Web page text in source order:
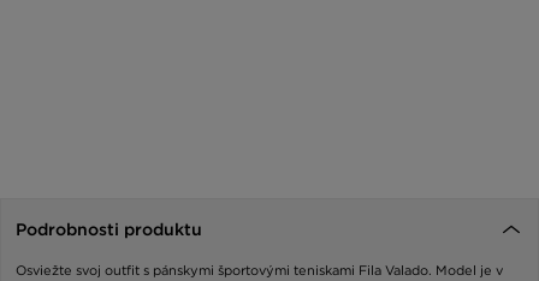
Podrobnosti produktu
Osviežte svoj outfit s pánskymi športovými teniskami Fila Valado. Model je v